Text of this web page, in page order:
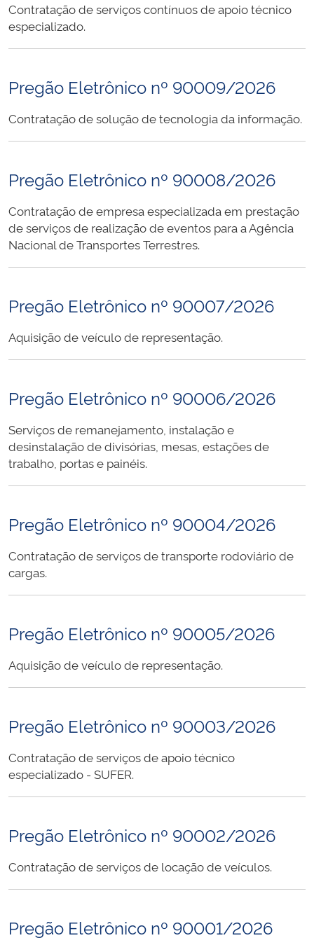
Contratação de serviços contínuos de apoio técnico
especializado.
Pregão Eletrônico nº 90009/2026
Contratação de solução de tecnologia da informação.
Pregão Eletrônico nº 90008/2026
Contratação de empresa especializada em prestação
de serviços de realização de eventos para a Agência
Nacional de Transportes Terrestres.
Pregão Eletrônico nº 90007/2026
Aquisição de veículo de representação.
Pregão Eletrônico nº 90006/2026
Serviços de remanejamento, instalação e
desinstalação de divisórias, mesas, estações de
trabalho, portas e painéis.
Pregão Eletrônico nº 90004/2026
Contratação de serviços de transporte rodoviário de
cargas.
Pregão Eletrônico nº 90005/2026
Aquisição de veículo de representação.
Pregão Eletrônico nº 90003/2026
Contratação de serviços de apoio técnico
especializado - SUFER.
Pregão Eletrônico nº 90002/2026
Contratação de serviços de locação de veículos.
Pregão Eletrônico nº 90001/2026